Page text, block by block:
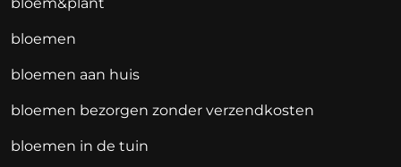
bloem&plant
bloemen
bloemen aan huis
bloemen bezorgen zonder verzendkosten
bloemen in de tuin